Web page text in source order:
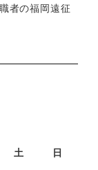
者の福岡遠征
土
日